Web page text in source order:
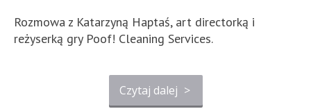
Rozmowa z Katarzyną Haptaś, art directorką i
reżyserką gry Poof! Cleaning Services.
Czytaj dalej >